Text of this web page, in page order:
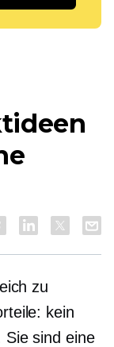
zu
kein
Sie sind eine